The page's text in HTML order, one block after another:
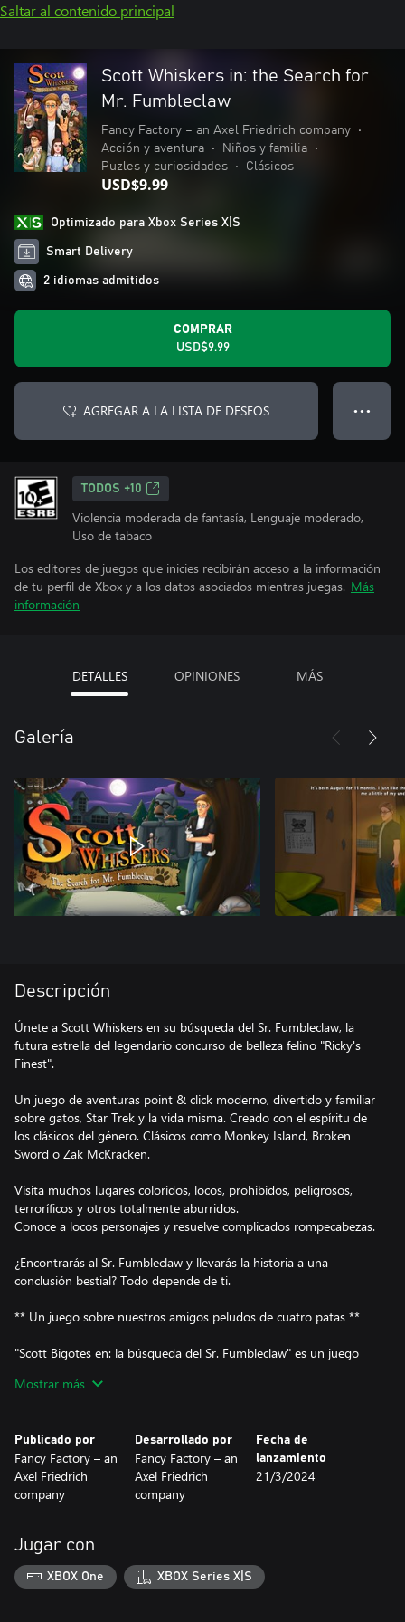
Saltar al contenido principal
Scott Whiskers in: the Search for
Mr. Fumbleclaw
Fancy Factory – an Axel Friedrich company
•
Acción y aventura
• Niños y familia
•
Puzles y curiosidades
• Clásicos
USD$9.99
Optimizado para Xbox Series X|S
Smart Delivery
2 idiomas admitidos
COMPRAR
USD$9.99
AGREGAR A LA LISTA DE DESEOS ● ● ●
TODOS +10
Violencia moderada de fantasía, Lenguaje moderado,
Uso de tabaco
Los editores de juegos que inicies recibirán acceso a la información
de tu perfil de Xbox y a los datos asociados mientras juegas. Más
información
DETALLES OPINIONES MÁS
Galería
Descripción
Únete a Scott Whiskers en su búsqueda del Sr. Fumbleclaw, la
futura estrella del legendario concurso de belleza felino "Ricky's
Finest".
Un juego de aventuras point & click moderno, divertido y familiar
sobre gatos, Star Trek y la vida misma. Creado con el espíritu de
los clásicos del género. Clásicos como Monkey Island, Broken
Sword o Zak McKracken.
Visita muchos lugares coloridos, locos, prohibidos, peligrosos,
terroríficos y otros totalmente aburridos.
Conoce a locos personajes y resuelve complicados rompecabezas.
¿Encontrarás al Sr. Fumbleclaw y llevarás la historia a una
conclusión bestial? Todo depende de ti.
** Un juego sobre nuestros amigos peludos de cuatro patas **
"Scott Bigotes en: la búsqueda del Sr. Fumbleclaw" es un juego
O amigos peludos como la rata Steve. Con Steve no se juega, al
fin y al cabo es la seguridad del puesto de venta de Bob, un
delincuente poco fiable pero simpático.
O amigos peludos como el hámster Sr. Snuggels, a quien, si las
cosas van mal, le espera un destino como monstruo
cinematográfico en la gran pantalla.
Mostrar más
Publicado por
Fancy Factory – an
Axel Friedrich
company
Desarrollado por
Fancy Factory – an
Axel Friedrich
company
Fecha de
lanzamiento
21/3/2024
Jugar con
XBOX One XBOX Series X|S